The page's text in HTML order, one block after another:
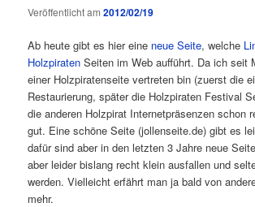
Veröffentlicht am2012/02/19
Ab heute gibt es hier eine neue Seite, welche
Holzpiraten Seiten im Web aufführt. Da ich seit
einer Holzpiratenseite vertreten bin (zuerst die
Restaurierung, später die Holzpiraten Festival
die anderen Holzpirat Internetpräsenzen schon
gut. Eine schöne Seite (jollenseite.de) gibt es
dafür sind aber in den letzten 3 Jahre neue
aber leider bislang recht klein ausfallen und
werden. Vielleicht erfährt man ja bald von
mehr.